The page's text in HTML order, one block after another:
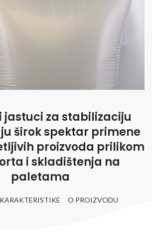
jastuci za stabilizaciju
širok spektar primene
proizvoda prilikom
i skladištenja na
paletama
O PROIZVODU